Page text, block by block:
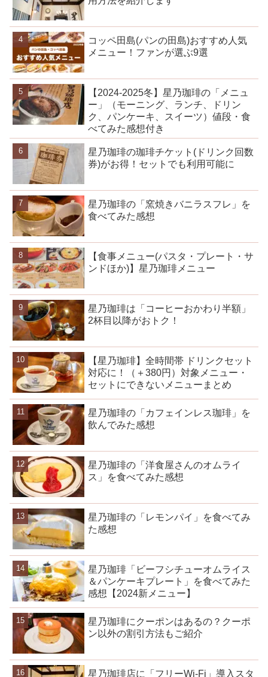
コッペ田島(パンの田島)おすすめ人気
メニュー！ファンが選ぶ9選
【2024-2025冬】星乃珈琲の「メニュ
ー」（モーニング、ランチ、ドリン
ク、パンケーキ、スイーツ）値段・食
べてみた感想付き
星乃珈琲の珈琲チケット(ドリンク回数
券)がお得！セットでも利用可能に
星乃珈琲の「窯焼きバニラスフレ」を
食べてみた感想
【食事メニュー(パスタ・プレート・サ
ンドほか)】星乃珈琲メニュー
星乃珈琲は「コーヒーおかわり半額」
2杯目以降がおトク！
【星乃珈琲】全時間帯 ドリンクセット
対応に！（＋380円）対象メニュー・
セットにできないメニューまとめ
星乃珈琲の「カフェインレス珈琲」を
飲んでみた感想
星乃珈琲の「洋食屋さんのオムライ
ス」を食べてみた感想
星乃珈琲の「レモンパイ」を食べてみ
た感想
星乃珈琲「ビーフシチューオムライス
＆パンケーキプレート」を食べてみた
感想【2024新メニュー】
星乃珈琲にクーポンはあるの？クーポ
ン以外の割引方法もご紹介
星乃珈琲店に「フリーWi-Fi」導入スタ